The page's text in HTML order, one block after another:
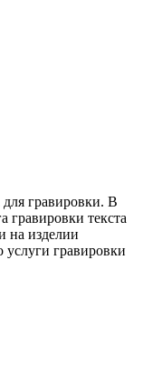
гравировки. В
гравировки текста
на изделии
услуги гравировки